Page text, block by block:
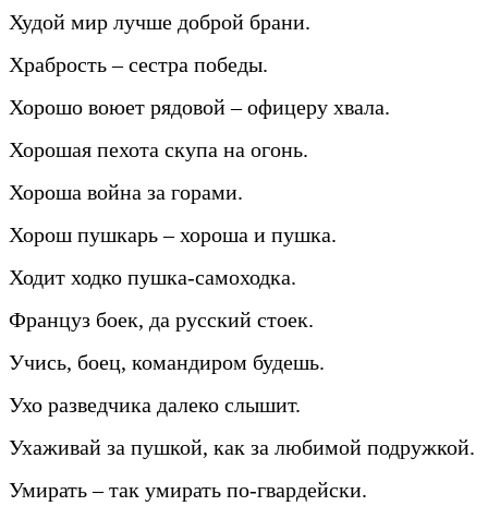
Худой мир лучше доброй брани.
Храбрость – сестра победы.
Хорошо воюет рядовой – офицеру хвала.
Хорошая пехота скупа на огонь.
Хороша война за горами.
Хорош пушкарь – хороша и пушка.
Ходит ходко пушка-самоходка.
Француз боек, да русский стоек.
Учись, боец, командиром будешь.
Ухо разведчика далеко слышит.
Ухаживай за пушкой, как за любимой подружкой.
Умирать – так умирать по-гвардейски.